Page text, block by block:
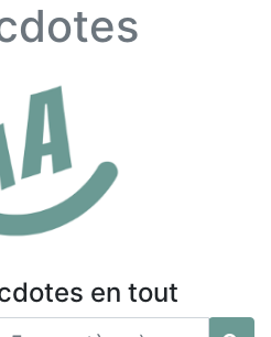
en tout